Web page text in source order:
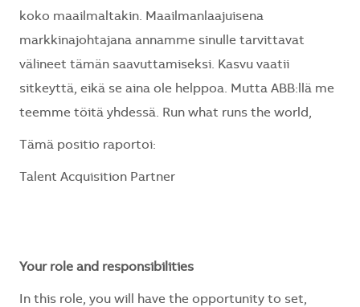
koko maailmaltakin. Maailmanlaajuisena
markkinajohtajana annamme sinulle tarvittavat
välineet tämän saavuttamiseksi. Kasvu vaatii
sitkeyttä, eikä se aina ole helppoa. Mutta ABB:llä me
teemme töitä yhdessä. Run what runs the world,
Tämä positio raportoi:
Talent Acquisition Partner
Your role and responsibilities
In this role, you will have the opportunity to set,